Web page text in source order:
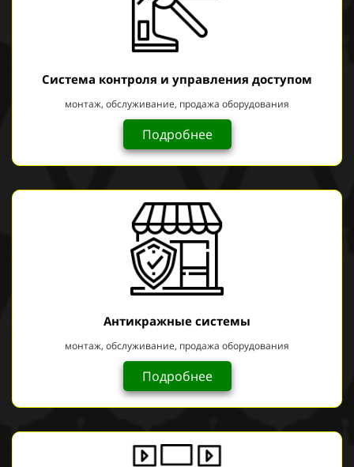
Система контроля и управления доступом
монтаж, обслуживание, продажа оборудования
Подробнее
Антикражные системы
монтаж, обслуживание, продажа оборудования
Подробнее